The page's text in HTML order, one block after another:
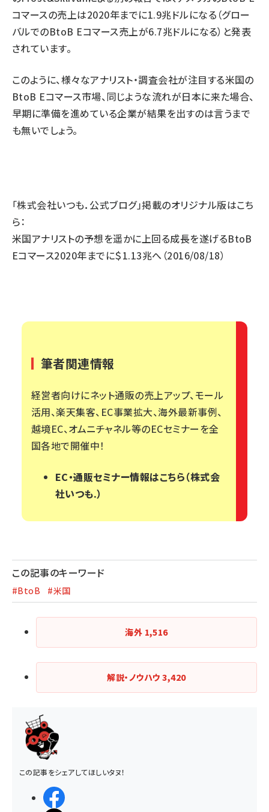
コマースの売上は2020年までに1.9兆ドルになる（グロー
バルでのBtoB Eコマース売上が6.7兆ドルになる）と発表
されています。
このように、様々なアナリスト・調査会社が注目する米国の
BtoB Eコマース市場、同じような流れが日本に来た場合、
早期に準備を進めている企業が結果を出すのは言うまで
も無いでしょう。
「株式会社いつも．公式ブログ」掲載のオリジナル版はこち
ら：
米国アナリストの予想を遥かに上回る成長を遂げるBtoB
Eコマース2020年までに＄1.13兆へ （2016/08/18）
筆者関連情報
経営者向けにネット通販の売上アップ、モール
活用、楽天集客、EC事業拡大、海外最新事例、
越境EC、オムニチャネル等のECセミナーを全
国各地で開催中！
EC・通販セミナー情報はこちら（株式会
社いつも.）
この記事のキーワード
#BtoB #米国
海外 1,516
解説・ノウハウ3,420
この記事をシェアしてほしいタヌ！